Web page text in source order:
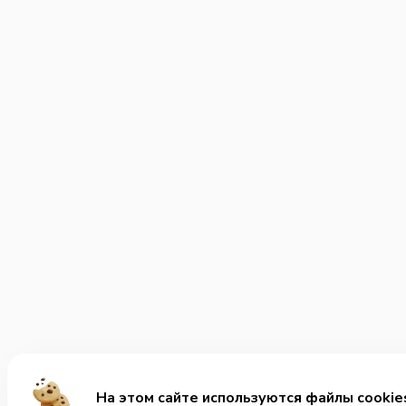
На этом сайте используются файлы